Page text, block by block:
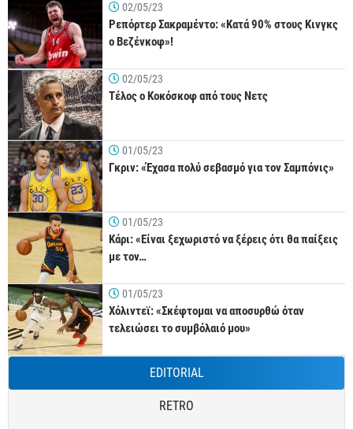
02/05/23
Ρεπόρτερ Σακραμέντο: «Κατά 90% στους Κινγκς
ο Βεζένκοφ»!
02/05/23
Τέλος ο Κοκόσκοφ από τους Νετς
01/05/23
Γκριν: «Έχασα πολύ σεβασμό για τον Σαμπόνις»
01/05/23
Κάρι: «Είναι ξεχωριστό να ξέρεις ότι θα παίξεις
με τον…
01/05/23
Χόλιντεϊ: «Σκέφτομαι να αποσυρθώ όταν
τελειώσει το συμβόλαιό μου»
EDITORIAL
RETRO